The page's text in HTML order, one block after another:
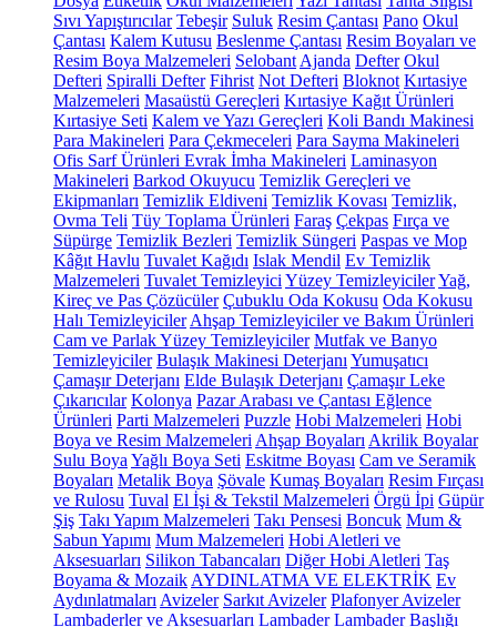
Sıvı Yapıştırıcılar Tebeşir Suluk Resim Çantası Pano Okul
Çantası Kalem Kutusu Beslenme Çantası Resim Boyaları ve
Resim Boya Malzemeleri Selobant Ajanda Defter Okul
Defteri Spiralli Defter Fihrist Not Defteri Bloknot Kırtasiye
Malzemeleri Masaüstü Gereçleri Kırtasiye Kağıt Ürünleri
Kırtasiye Seti Kalem ve Yazı Gereçleri Koli Bandı Makinesi
Para Makineleri Para Çekmeceleri Para Sayma Makineleri
Ofis Sarf Ürünleri Evrak İmha Makineleri Laminasyon
Makineleri Barkod Okuyucu Temizlik Gereçleri ve
Ekipmanları Temizlik Eldiveni Temizlik Kovası Temizlik,
Ovma Teli Tüy Toplama Ürünleri Faraş Çekpas Fırça ve
Süpürge Temizlik Bezleri Temizlik Süngeri Paspas ve Mop
Kâğıt Havlu Tuvalet Kağıdı Islak Mendil Ev Temizlik
Malzemeleri Tuvalet Temizleyici Yüzey TemizleyicilerYağ,
Kireç ve Pas Çözücüler Çubuklu Oda Kokusu Oda Kokusu
Halı Temizleyiciler Ahşap Temizleyiciler ve Bakım Ürünleri
Cam ve Parlak Yüzey Temizleyiciler Mutfak ve Banyo
Temizleyiciler Bulaşık Makinesi Deterjanı Yumuşatıcı
Çamaşır Deterjanı Elde Bulaşık Deterjanı Çamaşır Leke
Çıkarıcılar Kolonya Pazar Arabası ve Çantası Eğlence
Ürünleri Parti Malzemeleri Puzzle Hobi Malzemeleri Hobi
Boya ve Resim Malzemeleri Ahşap Boyaları Akrilik Boyalar
Sulu Boya Yağlı Boya Seti Eskitme Boyası Cam ve Seramik
Boyaları Metalik Boya Şövale Kumaş Boyaları Resim Fırçası
ve Rulosu Tuval El İşi & Tekstil Malzemeleri Örgü İpi Güpür
Şiş Takı Yapım Malzemeleri Takı Pensesi Boncuk Mum &
Sabun Yapımı Mum Malzemeleri Hobi Aletleri ve
Aksesuarları Silikon Tabancaları Diğer Hobi Aletleri Taş
Boyama & Mozaik AYDINLATMA VE ELEKTRİK Ev
Aydınlatmaları Avizeler Sarkıt Avizeler Plafonyer Avizeler
Lambaderler ve Aksesuarları Lambader Lambader Başlığı